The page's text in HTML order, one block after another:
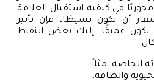
في كيفية استقبال العلامة
أن يكون بسيطًا، فإن تأثير
يكون عميقًا. إليك بعض النقاط
الخاصة. مثلاً:
والطاقة.